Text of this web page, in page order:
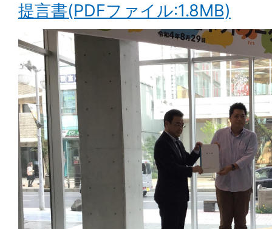
提言書(PDFファイル:1.8MB)